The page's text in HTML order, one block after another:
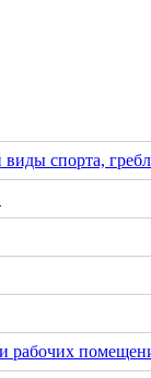
спорта,
рабочих